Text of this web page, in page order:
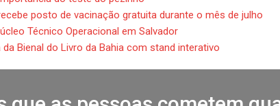
posto de vacinação gratuita durante o mês de julho
Técnico Operacional em Salvador
Bienal do Livro da Bahia com stand interativo